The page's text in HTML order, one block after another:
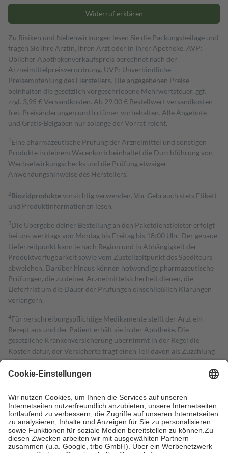
Widerruf erklären
Zu Risiken und Nebenwirkungen lesen Sie die Packungsbeilage und
fragen Sie Ihre Ärztin, Ihren Arzt oder in Ihrer Apotheke. AVP:
Üblicher Apothekenverkaufspreis berechnet nach der
Arzneimittelpreisverordnung. UVP: Unverbindliche
Preisempfehlung des Herstellers. Die angegebenen Preise
beinhalten die gesetzlich vorgeschriebene Mehrwertsteuer, ggf.
zzgl. 3,95 € Versandkosten. Ab 29,00 € Bestell­wert versand­kosten­
frei. Preisänderungen und Irrtümer vorbehalten. Alle Angebote
und Gratis-Beigaben nur solange der Vorrat reicht.
1 Eine pharmazeutische Prüfung der Arzneimittel und sonstigen
Produkte in deinem Warenkorb beinhaltet die Durchführung von
Wechselwirkungschecks und die Prüfung etwaiger
Anwendungshinweise des Herstellers.
2Biozidproduktevorsichtig verwenden. Vor Gebrauch stets Etikett
und Produktinformationen lesen.
3Die Übergabe deiner Bestellung an den Paketdienstleister erfolgt
bei uns werktags von Montag bis Freitag bis 18:00 Uhr. Der genaue
Lieferzeitpunkt kann je nach Region und in Abhängigkeit der
Produktverfügbarkeit sowie vom Zustellzeitpunkt des Spediteurs
abweichen. Darüber hinaus können notwendige pharmazeutische
Prüfungen, die zu deiner Arzneimittelsicherheit dienen, die
Lieferfrist um die Dauer der Prüfungen einschließlich Klärungen
verlängern.
4Für verschreibungspflichtige Medikamente stellt der Arzt ein
Rezept aus und der Patient erhält sie in der Apotheke. Die
gesetzliche Krankenversicherung übernimmt in der Regel die
Kosten dafür, der Versicherte trägt einen Teil davon als Zuzahlung
mit.
Grundsätzlich leisten Mitglieder Zuzahlungen in Höhe von zehn
höchstens zehn Euro.
Es sind jedoch nie mehr als die tatsächlichen
Kosten der Leistung zu entrichten.
Diese Regeln gelten grundsätzlich auch für Online-Apotheken.
Bei Heilmitteln und häuslicher Krankenpflege beträgt die
Zuzahlung zehn Prozent der Kosten sowie zehn Euro je
Verordnung.